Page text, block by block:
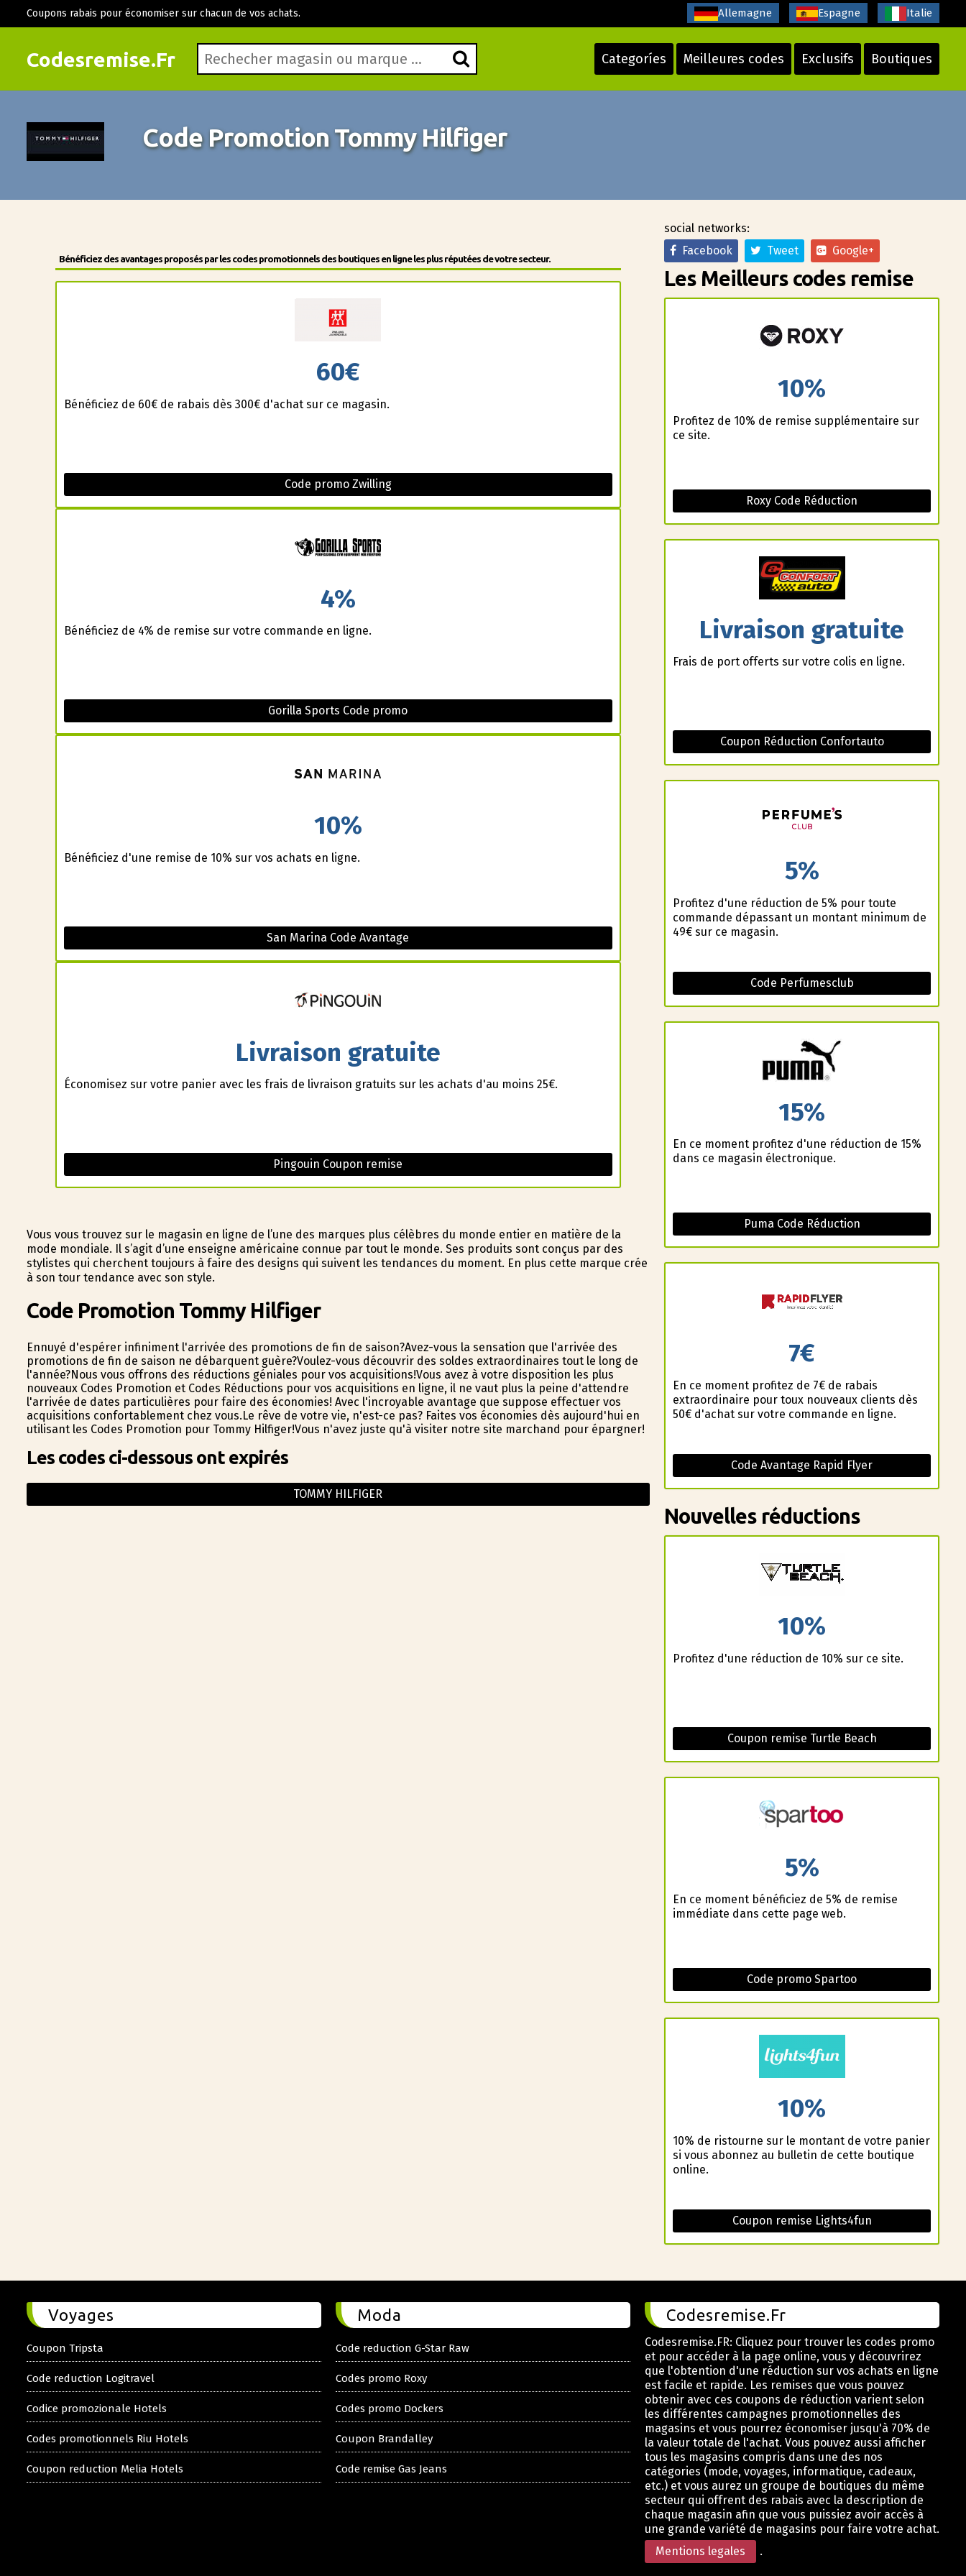
Codesremise.Fr Categoríes Meilleures codes Exclusifs Boutiques
Coupons rabais pour économiser sur chacun de vos achats. Allemagne Espagne Italie
Code Promotion Tommy Hilfiger
Bénéficiez des avantages proposés par les codes promotionnels des boutiques en ligne les plus réputées de votre secteur.
60€
Bénéficiez de 60€ de rabais dès 300€ d'achat sur ce magasin.
Code promo Zwilling
4%
Bénéficiez de 4% de remise sur votre commande en ligne.
Gorilla Sports Code promo
10%
Bénéficiez d'une remise de 10% sur vos achats en ligne.
San Marina Code Avantage
Livraison gratuite
Économisez sur votre panier avec les frais de livraison gratuits sur les achats d'au moins 25€.
Pingouin Coupon remise
Vous vous trouvez sur le magasin en ligne de l’une des marques plus célèbres du monde entier en matière de la
mode mondiale. Il s’agit d’une enseigne américaine connue par tout le monde. Ses produits sont conçus par des
stylistes qui cherchent toujours à faire des designs qui suivent les tendances du moment. En plus cette marque crée
à son tour tendance avec son style.
Code Promotion Tommy Hilfiger
Ennuyé d'espérer infiniment l'arrivée des promotions de fin de saison?Avez-vous la sensation que l'arrivée des
promotions de fin de saison ne débarquent guère?Voulez-vous découvrir des soldes extraordinaires tout le long de
l'année?Nous vous offrons des réductions géniales pour vos acquisitions!Vous avez à votre disposition les plus
nouveaux Codes Promotion et Codes Réductions pour vos acquisitions en ligne, il ne vaut plus la peine d'attendre
l'arrivée de dates particulières pour faire des économies! Avec l'incroyable avantage que suppose effectuer vos
acquisitions confortablement chez vous.Le rêve de votre vie, n'est-ce pas? Faites vos économies dès aujourd'hui en
utilisant les Codes Promotion pour Tommy Hilfiger!Vous n'avez juste qu'à visiter notre site marchand pour épargner!
Les codes ci-dessous ont expirés
TOMMY HILFIGER
social networks:
Facebook
Tweet Google+
Les Meilleurs codes remise
10%
Profitez de 10% de remise supplémentaire sur
ce site.
Roxy Code Réduction
Livraison gratuite
Frais de port offerts sur votre colis en ligne.
Coupon Réduction Confortauto
5%
Profitez d'une réduction de 5% pour toute
commande dépassant un montant minimum de
49€ sur ce magasin.
Code Perfumesclub
15%
En ce moment profitez d'une réduction de 15%
dans ce magasin électronique.
Puma Code Réduction
7€
En ce moment profitez de 7€ de rabais
extraordinaire pour toux nouveaux clients dès
50€ d'achat sur votre commande en ligne.
Code Avantage Rapid Flyer
Nouvelles réductions
10%
Profitez d'une réduction de 10% sur ce site.
Coupon remise Turtle Beach
5%
En ce moment bénéficiez de 5% de remise
immédiate dans cette page web.
Code promo Spartoo
10%
10% de ristourne sur le montant de votre panier
si vous abonnez au bulletin de cette boutique
online.
Coupon remise Lights4fun
Voyages
Coupon Tripsta
Code reduction Logitravel
Codice promozionale Hotels
Codes promotionnels Riu Hotels
Coupon reduction Melia Hotels
Moda
Code reduction G-Star Raw
Codes promo Roxy
Codes promo Dockers
Coupon Brandalley
Code remise Gas Jeans
Codesremise.Fr
Codesremise.FR: Cliquez pour trouver les codes promo
et pour accéder à la page online, vous y découvrirez
que l'obtention d'une réduction sur vos achats en ligne
est facile et rapide. Les remises que vous pouvez
obtenir avec ces coupons de réduction varient selon
les différentes campagnes promotionnelles des
magasins et vous pourrez économiser jusqu'à 70% de
la valeur totale de l'achat. Vous pouvez aussi afficher
tous les magasins compris dans une des nos
catégories (mode, voyages, informatique, cadeaux,
etc.) et vous aurez un groupe de boutiques du même
secteur qui offrent des rabais avec la description de
chaque magasin afin que vous puissiez avoir accès à
une grande variété de magasins pour faire votre achat.
Mentions legales
.